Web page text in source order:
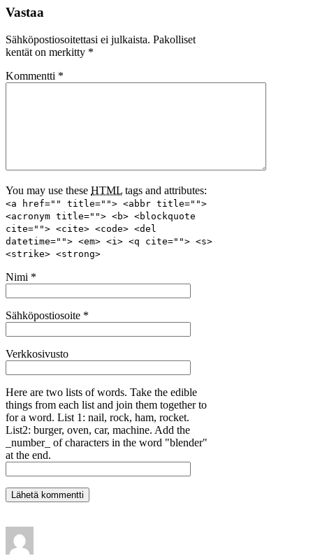
Vastaa
Sähköpostiosoitettasi ei julkaista. Pakolliset
kentät on merkitty *
Kommentti *
You may use these HTML tags and attributes:
<a href="" title=""> <abbr title="">
<acronym title=""> <b> <blockquote
cite=""> <cite> <code> <del
datetime=""> <em> <i> <q cite=""> <s>
<strike> <strong>
Nimi *
Sähköpostiosoite *
Verkkosivusto
Here are two lists of words. Take the edible
things from each list and join them together to
for a word. List 1: nail, rock, ham, rocket.
List2: burger, oven, car, machine. Add the
_number_ of characters in the word "blender"
at the end.